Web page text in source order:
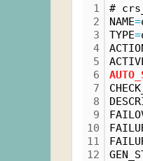
1
2
3
4
5
6
7
8
9
10
11
12
#
NAME=
TYPE=